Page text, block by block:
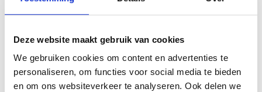
Deze website maakt gebruik van cookies
We gebruiken cookies om content en advertenties te
personaliseren, om functies voor social media te bieden
en om ons websiteverkeer te analyseren. Ook delen we
cheveux de préférence à l’eau tiède plutôt qu’à l’eau chaude — cela
couleur et renforçant la brillance naturelle.
Ingrédients